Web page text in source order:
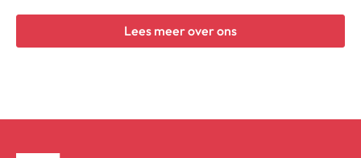
Lees meer over ons